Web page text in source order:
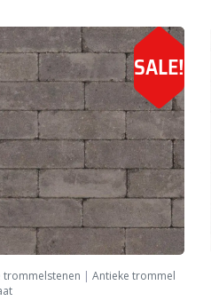
SALE!
trommelstenen | Antieke trommel